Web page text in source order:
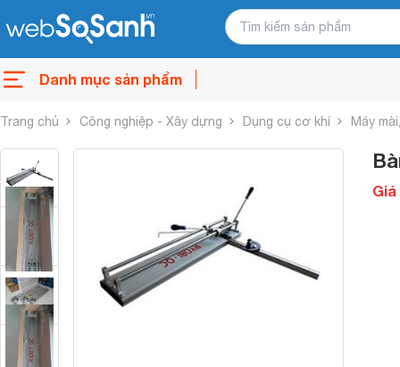
Danh mục sản phẩm
Trang chủ Công nghiệp - Xây dựng Dụng cụ cơ khí Máy
Giá